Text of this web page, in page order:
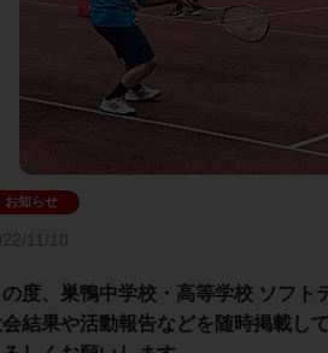
11/10
の度、巣鴨中学校・高等学校 ソフト
結果や活動報告などを随時掲載して